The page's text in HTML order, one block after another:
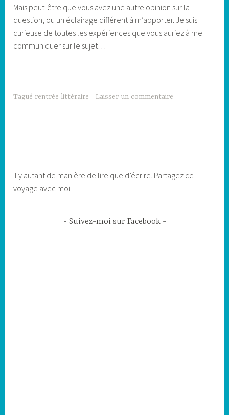
Mais peut-être que vous avez une autre opinion sur la
question, ou un éclairage différent à m’apporter. Je suis
curieuse de toutes les expériences que vous auriez à me
communiquer sur le sujet…
Tagué rentrée littéraire Laisser un commentaire
Il y autant de manière de lire que d’écrire. Partagez ce
voyage avec moi !
Suivez-moi sur Facebook